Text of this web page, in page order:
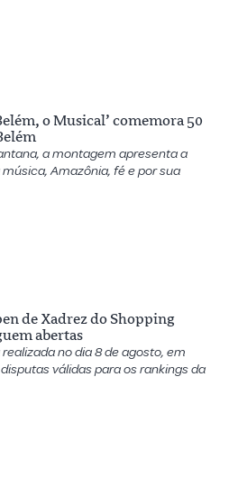
o Musical’ comemora 50
a montagem apresenta a
Amazônia, fé e por sua
de Xadrez do Shopping
abertas
no dia 8 de agosto, em
válidas para os rankings da